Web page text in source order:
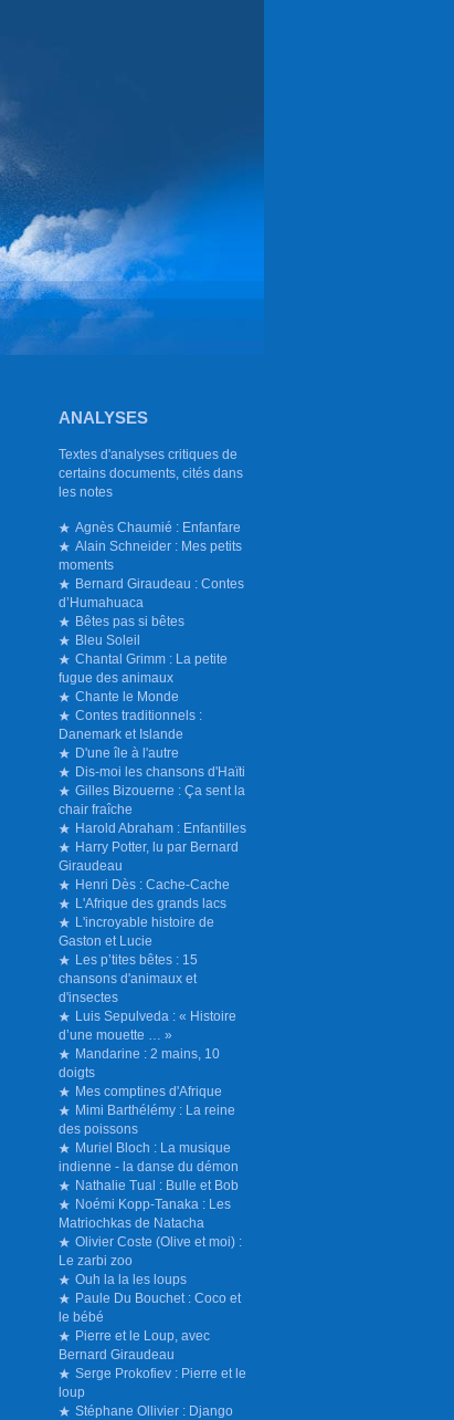
ANALYSES
Textes d'analyses critiques de
certains documents, cités dans
les notes
Agnès Chaumié : Enfanfare
Alain Schneider : Mes petits
moments
Bernard Giraudeau : Contes
d’Humahuaca
Bêtes pas si bêtes
Bleu Soleil
Chantal Grimm : La petite
fugue des animaux
Chante le Monde
Contes traditionnels :
Danemark et Islande
D'une île à l'autre
Dis-moi les chansons d'Haïti
Gilles Bizouerne : Ça sent la
chair fraîche
Harold Abraham : Enfantilles
Harry Potter, lu par Bernard
Giraudeau
Henri Dès : Cache-Cache
L'Afrique des grands lacs
L'incroyable histoire de
Gaston et Lucie
Les p’tites bêtes : 15
chansons d'animaux et
d'insectes
Luis Sepulveda : « Histoire
d’une mouette … »
Mandarine : 2 mains, 10
doigts
Mes comptines d'Afrique
Mimi Barthélémy : La reine
des poissons
Muriel Bloch : La musique
indienne - la danse du démon
Nathalie Tual : Bulle et Bob
Noémi Kopp-Tanaka : Les
Matriochkas de Natacha
Olivier Coste (Olive et moi) :
Le zarbi zoo
Ouh la la les loups
Paule Du Bouchet : Coco et
le bébé
Pierre et le Loup, avec
Bernard Giraudeau
Serge Prokofiev : Pierre et le
loup
Stéphane Ollivier : Django